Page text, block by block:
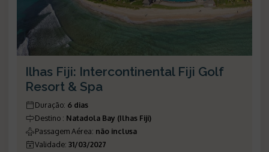
Ilhas Fiji: Intercontinental Fiji Golf
Resort & Spa
Duração: 6 dias
Destino : Natadola Bay (Ilhas Fiji)
Passagem Aérea: não inclusa
Validade: 31/03/2027